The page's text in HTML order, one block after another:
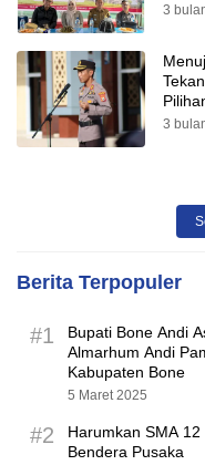
3
3
Berita Terpopuler
#1
Bupati Bone Andi
Almarhum Andi
Kabupaten Bone
5 Maret 2025
#2
Harumkan SMA
Bendera Pusaka